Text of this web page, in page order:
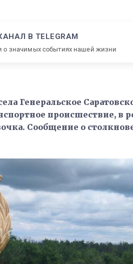
В TELEGRAM
о значимых событиях нашей жизни
Генеральское
происшествие, в
Сообщение о